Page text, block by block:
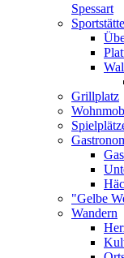
Spessart
Grillplatz
"Gelbe
Wandern